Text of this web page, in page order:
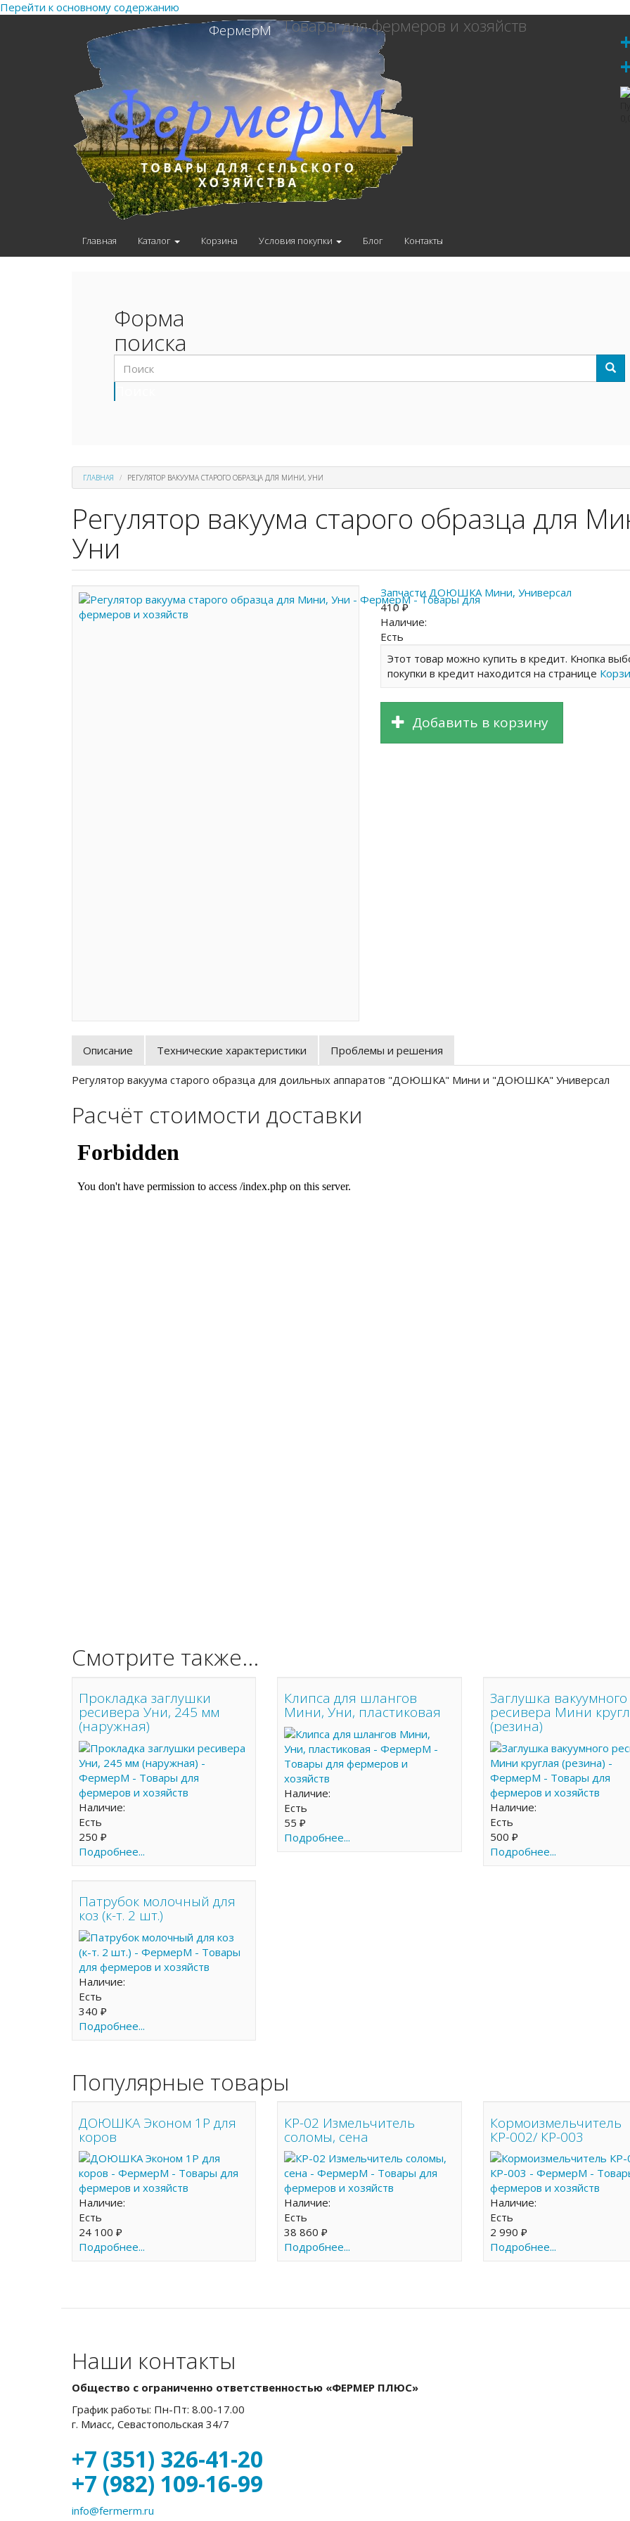
Перейти к основному содержанию
ФермерМ Товары для фермеров и хозяйств
Главная Каталог Корзина Условия покупки Блог Контакты
Форма
поиска
ГЛАВНАЯ РЕГУЛЯТОР ВАКУУМА СТАРОГО ОБРАЗЦА ДЛЯ МИНИ, УНИ
Регулятор вакуума старого образца для
Уни
Запчасти ДОЮШКА Мини, Универсал
410 ₽
Наличие:
Есть
Этот товар можно купить в кредит. Кнопка
покупки в кредит находится на странице
Добавить в корзину
Описание Технические характеристики Проблемы и решения
Регулятор вакуума старого образца для доильных аппаратов "ДОЮШКА" Мини и "ДОЮШКА" Универсал
Расчёт стоимости доставки
Смотрите также...
Прокладка заглушки
ресивера Уни, 245 мм
(наружная)
Наличие:
Есть
250 ₽
Подробнее...
Клипса для шлангов
Мини, Уни, пластиковая
Наличие:
Есть
55 ₽
Подробнее...
Заглушка вакуумного
ресивера Мини
(резина)
Наличие:
Есть
500 ₽
Подробнее...
Патрубок молочный для
коз (к-т. 2 шт.)
Наличие:
Есть
340 ₽
Подробнее...
Популярные товары
ДОЮШКА Эконом 1Р для
коров
Наличие:
Есть
24 100 ₽
Подробнее...
КР-02 Измельчитель
соломы, сена
Наличие:
Есть
38 860 ₽
Подробнее...
Кормоизмельчитель
КР-002/ КР-003
Наличие:
Есть
2 990 ₽
Подробнее...
Наши контакты
Общество с ограниченно ответственностью «ФЕРМЕР ПЛЮС»
График работы: Пн-Пт: 8.00-17.00
г. Миасс, Севастопольская 34/7
+7 (351) 326-41-20
+7 (982) 109-16-99
info@fermerm.ru